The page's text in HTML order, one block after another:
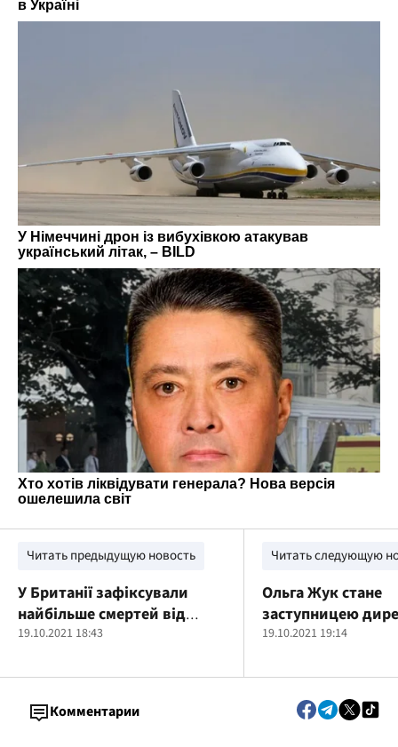
Читать предыдущую новость
У Британії зафіксували
найбільше смертей від
коронавірусу за пів року
19.10.2021 18:43
Читать следующую
Ольга Жук стане
заступницею
Мистецького
19.10.2021 19:14
Комментарии